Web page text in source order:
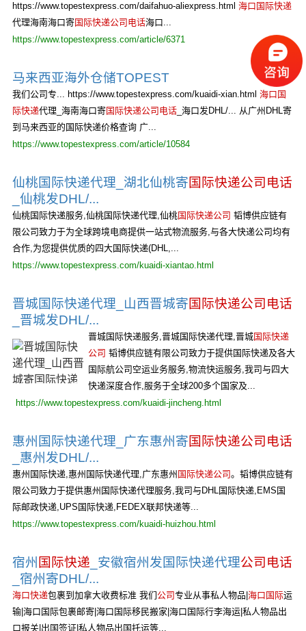
https://www.topestexpress.com/daifahuo-aliexpress.html 海口国际快递
代理海南海口寄国际快递公司电话海口...
https://www.topestexpress.com/article/6371
马来西亚海外仓储TOPEST
我们公司专... https://www.topestexpress.com/kuaidi-xian.html 海口国
际快递代理_海南海口寄国际快递公司电话_海口发DHL/... 从广州DHL寄
到马来西亚的国际快递价格查询 广...
https://www.topestexpress.com/article/10584
仙桃国际快递代理_湖北仙桃寄国际快递公司电话
_仙桃发DHL/...
仙桃国际快递服务,仙桃国际快递代理,仙桃国际快递公司 韬博供应链有
限公司致力于为全球跨境电商提供一站式物流服务,与各大快递公司均有
合作,为您提供优质的四大国际快递(DHL,...
https://www.topestexpress.com/kuaidi-xiantao.html
晋城国际快递代理_山西晋城寄国际快递公司电话
_晋城发DHL/...
晋城国际快递服务,晋城国际快递代理,晋城国际快递
公司 韬博供应链有限公司致力于提供国际快递及各大
国际航公司空运业务服务,物流快运服务,我司与四大
快递深度合作,服务于全球200多个国家及...
https://www.topestexpress.com/kuaidi-jincheng.html
惠州国际快递代理_广东惠州寄国际快递公司电话
_惠州发DHL/...
惠州国际快递,惠州国际快递代理,广东惠州 国际快递公司。韬博供应链有
限公司致力于提供惠州国际快递代理服务,我司与DHL国际快递,EMS国
际邮政快递,UPS国际快递,FEDEX联邦快递等...
https://www.topestexpress.com/kuaidi-huizhou.html
宿州 国际快递 _安徽宿州发国际快递代理公司电话
_宿州寄DHL/...
海口快递包裹到加拿大收费标准 我们 公司专业从事私人物品| 海口国际运
输|海口国际包裹邮寄|海口国际移民搬家|海口国际行李海运|私人物品出
口报关|出国签证|私人物品出国托运等...